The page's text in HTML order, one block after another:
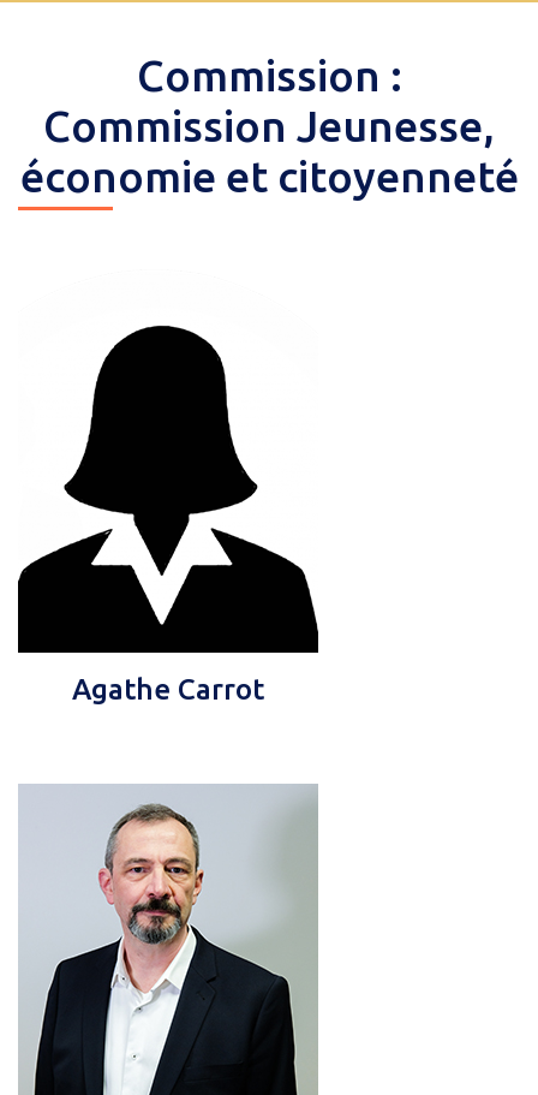
Commission :
Commission Jeunesse,
économie et citoyenneté
Agathe Carrot